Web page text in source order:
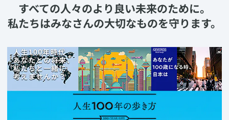
すべての人々のより良い未来のために。
私たちはみなさんの大切なものを守ります。